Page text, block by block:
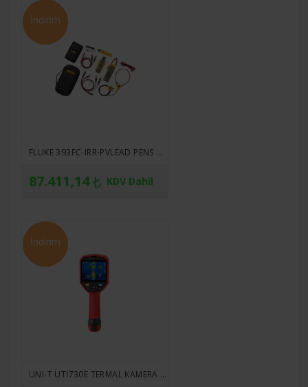
İndirim
FLUKE 393FC-IRR-PVLEAD PENS AMPERMETRE VE GÜNEŞ TEST UÇLARI IÇEREN GÜNEŞ ENERJISI TEST ALETLERI KITI
87.411,14 KDV Dahil
İndirim
UNI-T UTİ730E TERMAL KAMERA 320 X 240